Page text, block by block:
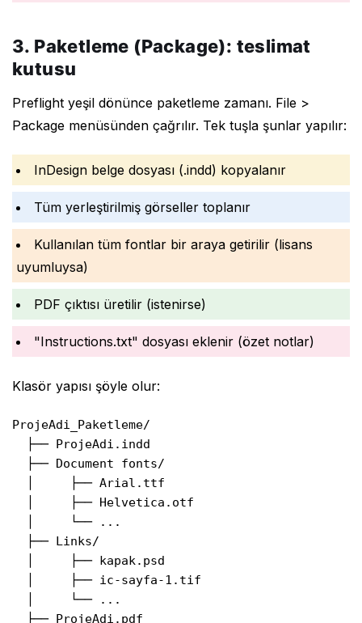
3. Paketleme (Package): teslimat
kutusu
Preflight yeşil dönünce paketleme zamanı. File >
Package menüsünden çağrılır. Tek tuşla şunlar yapılır:
InDesign belge dosyası (.indd) kopyalanır
Tüm yerleştirilmiş görseller toplanır
Kullanılan tüm fontlar bir araya getirilir (lisans
uyumluysa)
PDF çıktısı üretilir (istenirse)
"Instructions.txt" dosyası eklenir (özet notlar)
Klasör yapısı şöyle olur:
ProjeAdi_Paketleme/
  ├── ProjeAdi.indd
  ├── Document fonts/
  │     ├── Arial.ttf
  │     ├── Helvetica.otf
  │     └── ...
  ├── Links/
  │     ├── kapak.psd
  │     ├── ic-sayfa-1.tif
  │     └── ...
  ├── ProjeAdi.pdf